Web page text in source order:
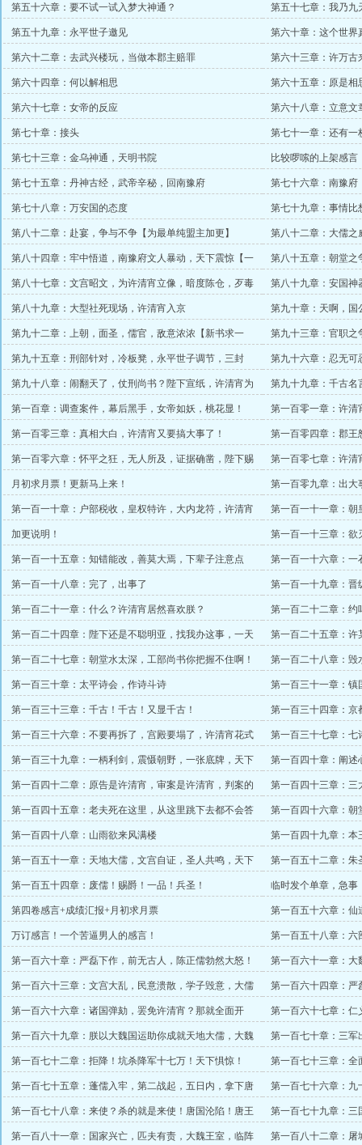
第五十六章：要不试一试入梦大神通？ 第五十七章：我乃九
第五十九章：永平世子邀见 第六十章：这个世界
第六十二章：去武兴楼玩，当做本郡主赔罪 第六十三章：许万古
第六十四章：何以解相思 第六十五章：原是相
第六十七章：女帝的反应 第六十八章：立意文
第七十章：接头 第七十一章：还有一
第七十三章：金乌神通，天明书院 比较啰嗦的上架感言
第七十五章：丹神古经，武帝辛秘，回南豫府 第七十六章：南豫府
第七十八章：万安国的态度 第七十九章：事情比
第八十二章：赴宴，争与不争【为最单纯盟主加更】
第八十二章：大儒之
震撼！【一万字大更】
第八十四章：牢中悟道，南豫府文人暴动，天下震惊【一
万字大更】
第八十五章：朝堂之
【为最单纯大佬加更】
第八十七章：文宫昭文，为许清宵立像，暗度陈仓，歹毒
至极【为最单纯加更】
第八十九章：安国神
束！】
第八十九章：大型社死现场，许清宵入京 第九十章：天啊，国
第九十二章：上朝，面圣，儒官，敌意浓浓【新书求一
切】
第九十三章：官职之
第九十五章：刑部针对，冷板凳，永平世子调节，三封
信！
第九十六章：忍无可
齐鸣【为最单纯加更】
第九十八章：闹翻天了，仗刑尚书？陛下宣纸，许清宵为
大魏增国运
第九十九章：千古名
恐慌！
第一百章：调查案件，幕后黑手，女帝如妖，桃花显！
第一百零一章：许清
目！
第一百零三章：真相大白，许清宵又要搞大事了！
第一百零四章：郡王
八门京兵！格杀勿论！
第一百零六章：怀平之狂，无人所及，证据确凿，陛下赐
第一百零七章：许清
【为新盟淳先生加更】
月初求月票！更新马上来！
第一百零九章：出大
入宫！
第一百一十章：户部税收，皇权特许，大内龙符，许清宵
又要开始搞事了！
第一百一十一章：朝
加更说明！ 第一百一十三章：欲
第一百一十五章：知错能改，善莫大焉，下辈子注意点 第一百一十六章：一
第一百一十八章：完了，出事了 第一百一十九章：晋
第一百二十一章：什么？许清宵居然喜欢朕？ 第一百二十二章：约
第一百二十四章：陛下还是不聪明亚，找我办这事，一天
就行！
第一百二十五章：许
万两！
第一百二十七章：朝堂水太深，工部尚书你把握不住啊！ 第一百二十八章：毁
第一百三十章：太平诗会，作诗斗诗 第一百三十一章：镇
第一百三十三章：千古！千古！又显千古！ 第一百三十四章：京
第一百三十六章：不要再拆了，宫殿要塌了，许清宵花式
装哔
第一百三十七章：七
第一百三十九章：一柄利剑，震慑朝野，一张底牌，天下
畏惧
第一百四十章：阐述
第一百四十二章：原告是许清宵，审案是许清宵，判案的
也是许清宵
第一百四十三章：三
无比
第一百四十五章：老夫死在这里，从这里跳下去都不会答
应！哎呀，真香！
第一百四十六章：朝
了
第一百四十八章：山雨欲来风满楼
第一百四十九章：本
【双倍求月票】
第一百五十一章：天地大儒，文宫自证，圣人共鸣，天下
震惊【百万字了】
第一百五十二章：朱
许清宵著书！
第一百五十四章：废儒！赐爵！一品！兵圣！ 临时发个单章，急事
第四卷感言+成绩汇报+月初求月票
第一百五十六章：仙
辰入品？
万订感言！一个苦逼男人的感言！ 第一百五十八章：六
第一百六十章：严磊下作，前无古人，陈正儒勃然大怒！ 第一百六十一章：大
第一百六十三章：文宫大乱，民意溃散，学子毁意，大儒
失色
第一百六十四章：严
第一百六十六章：诸国弹劾，罢免许清宵？那就全面开
战！
第一百六十七章：仁
天布局
第一百六十九章：朕以大魏国运助你成就天地大儒，大魏
宣战！
第一百七十章：三军
营官】
第一百七十二章：拒降！坑杀降军十七万！天下惧惊！ 第一百七十三章：全
第一百七十五章：蓬儒入牢，第二战起，五日内，拿下唐
国！
第一百七十六章：九
战！
第一百七十八章：来使？杀的就是来使！唐国沦陷！唐王
吐血！
第一百七十九章：三
傻眼！
第一百八十一章：国家兴亡，匹夫有责，大魏王室，临阵 第一百八十二章：屠